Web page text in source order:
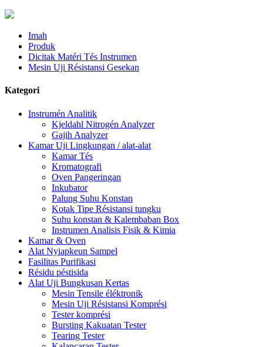
Imah
Produk
Dicitak Matéri Tés Instrumen
Mesin Uji Résistansi Gesekan
Kategori
Instrumén Analitik
Kjeldahl Nitrogén Analyzer
Gajih Analyzer
Kamar Uji Lingkungan / alat-alat
Kamar Tés
Kromatografi
Oven Pangeringan
Inkubator
Palung Suhu Konstan
Kotak Tipe Résistansi tungku
Suhu konstan & Kalembaban Box
Instrumen Analisis Fisik & Kimia
Kamar & Oven
Alat Nyiapkeun Sampel
Fasilitas Purifikasi
Résidu péstisida
Alat Uji Bungkusan Kertas
Mesin Tensile éléktronik
Mesin Uji Résistansi Komprési
Tester komprési
Bursting Kakuatan Tester
Tearing Tester